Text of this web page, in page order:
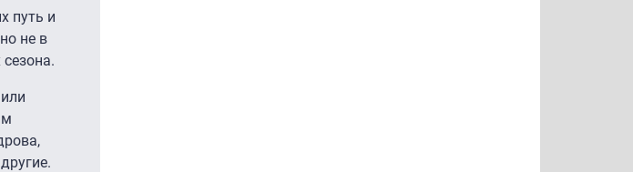
путь и
не в